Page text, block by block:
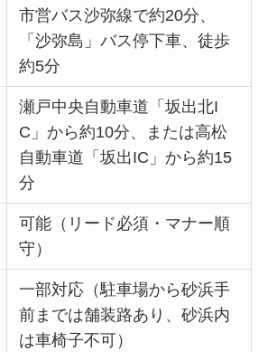
市営バス沙弥線で約20分、
「沙弥島」バス停下車、徒歩
約5分
瀬戸中央自動車道「坂出北I
C」から約10分、または高松
自動車道「坂出IC」から約15
分
可能（リード必須・マナー順
守）
一部対応（駐車場から砂浜手
前までは舗装路あり、砂浜内
は車椅子不可）